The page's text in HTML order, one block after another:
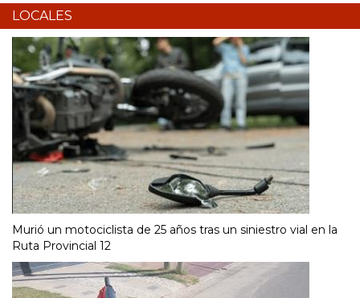
LOCALES
Murió un motociclista de 25 años tras un siniestro vial en la
Ruta Provincial 12